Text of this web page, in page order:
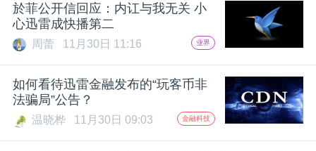
动
心
於菲公开信回应：内讧与我无关 小
心迅雷成快播第二
周蕾 11月30日 11:16 业界
如何看待迅雷金融发布的“玩客币非
法骗局”公告？
温晓桦 11月30日 09:03 金融科技